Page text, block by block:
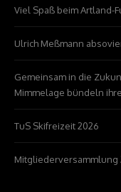
Viel Spaß beim Artland-
Ulrich Meßmann
Gemeinsam in die
Mimmelage bündeln
TuS Skifreizeit 2026
Mitgliederversammlung